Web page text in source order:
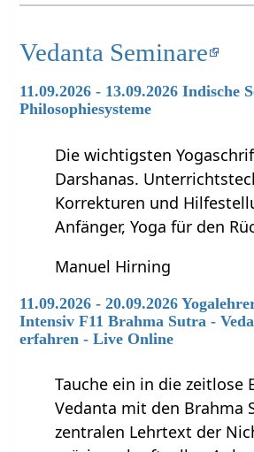
Vedanta Seminare
11.09.2026 - 13.09.2026 Indische
Philosophiesysteme
Die wichtigsten
Darshanas.
Korrekturen und
Anfänger, Yoga für den
Manuel Hirning
11.09.2026 - 20.09.2026
Intensiv F11 Brahma Sutra -
erfahren - Live Online
Tauche ein in die zeitlose
Vedanta mit den Brahma
zentralen Lehrtext der